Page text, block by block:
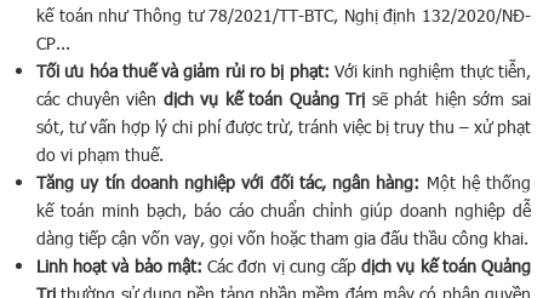
kế toán như Thông tư 78/2021/TT-BTC, Nghị định 132/2020/NĐ-
CP...
Tối ưu hóa thuế và giảm rủi ro bị phạt: Với kinh nghiệm thực tiễn,
các chuyên viên dịch vụ kế toán Quảng Trị sẽ phát hiện sớm sai
sót, tư vấn hợp lý chi phí được trừ, tránh việc bị truy thu – xử phạt
do vi phạm thuế.
Tăng uy tín doanh nghiệp với đối tác, ngân hàng: Một hệ thống
kế toán minh bạch, báo cáo chuẩn chỉnh giúp doanh nghiệp dễ
dàng tiếp cận vốn vay, gọi vốn hoặc tham gia đấu thầu công khai.
Linh hoạt và bảo mật:Các đơn vị cung cấpdịch vụ kế toán Quảng